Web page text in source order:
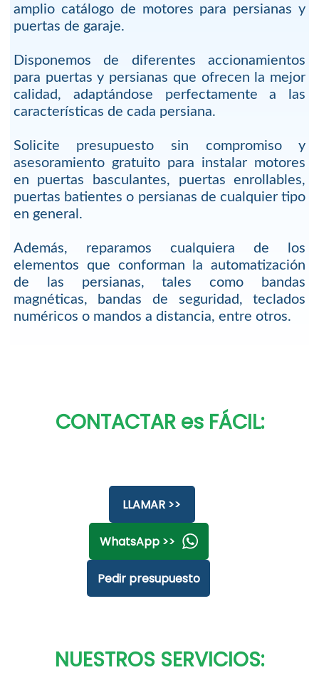
amplio catálogo de motores para persianas y
puertas de garaje.
Disponemos de diferentes accionamientos
para puertas y persianas que ofrecen la mejor
calidad, adaptándose perfectamente a las
características de cada persiana.
Solicite presupuesto sin compromiso y
asesoramiento gratuito para instalar motores
en puertas basculantes, puertas enrollables,
puertas batientes o persianas de cualquier tipo
en general.
Además, reparamos cualquiera de los
elementos que conforman la automatización
de las persianas, tales como bandas
magnéticas, bandas de seguridad, teclados
numéricos o mandos a distancia, entre otros.
CONTACTAR es FÁCIL:
LLAMAR >>
WhatsApp >>
Pedir presupuesto
NUESTROS SERVICIOS: